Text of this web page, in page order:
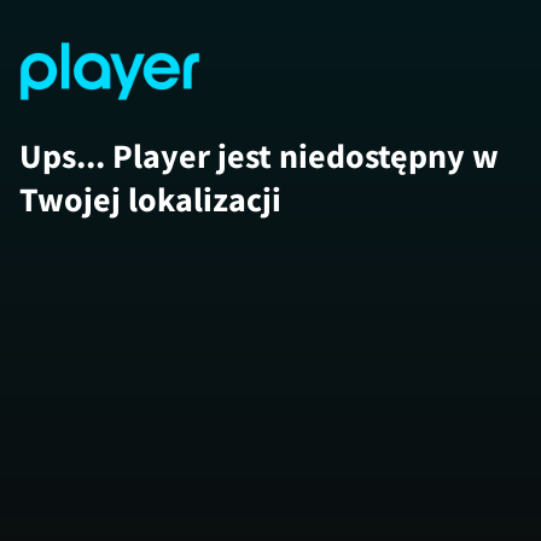
Ups... Player jest niedostępny w
Twojej lokalizacji